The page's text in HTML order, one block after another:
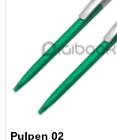
Pulpen 02